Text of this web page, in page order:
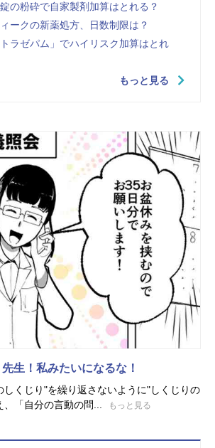
の粉砕で自家製剤加算はとれる？
ークの新薬処方、日数制限は？
ラゼパム」でハイリスク加算はとれ
もっと見る
生！私みたいになるな！
しくじり"を繰り返さないように"しくじりの
「自分の言動の問...
もっと見る